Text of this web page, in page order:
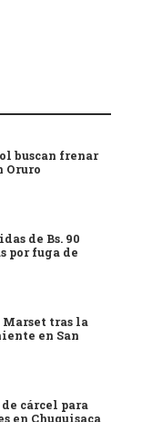
buscan frenar
Oruro
de Bs. 90
por fuga de
Marset tras la
en San
de cárcel para
en Chuquisaca